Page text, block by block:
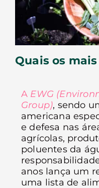
Quais os
A EWG
Group), sendo
americana
e defesa nas
agrícolas,
poluentes da
anos lança um
uma lista de